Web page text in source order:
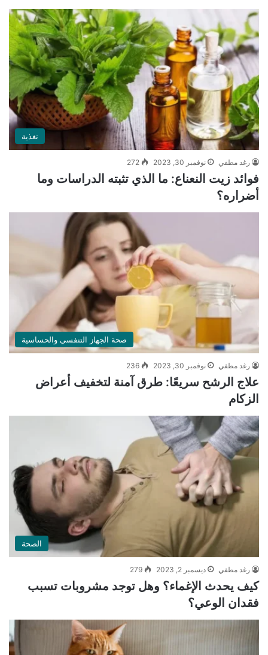
تغذية
رغد مطفي نوفمبر 30, 2023 272
فوائد زيت النعناع: ما الذي تثبته الدراسات وما
أضراره؟
صحة الجهاز التنفسي والحساسية
رغد مطفي نوفمبر 30, 2023 236
علاج الرشح سريعًا: طرق آمنة لتخفيف أعراض
الزكام
الصحة
رغد مطفي ديسمبر 2, 2023 279
كيف يحدث الإغماء؟ وهل توجد مشروبات تسبب
فقدان الوعي؟